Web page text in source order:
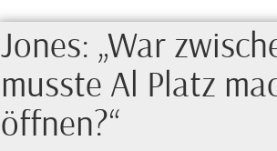
Jones: War
musste Al Platz
öffnen?